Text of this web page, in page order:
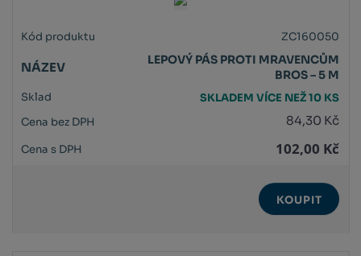
ZC160050
LEPOVÝ PÁS PROTI MRAVENCŮM
BROS – 5 M
SKLADEM VÍCE NEŽ 10 KS
84,30 Kč
102,00 Kč
KOUPIT